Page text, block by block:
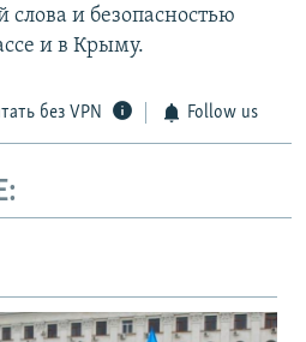
слова и безопасностью
и в Крыму.
без VPN Follow us